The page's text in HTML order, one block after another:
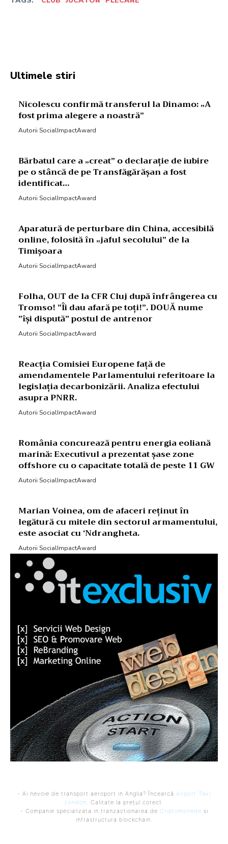
Ultimele stiri
Nicolescu confirmă transferul la Dinamo: „A
fost prima alegere a noastră”
Autorii SocialImpactAward
Bărbatul care a „creat” o declarație de iubire
pe o stâncă de pe Transfăgărășan a fost
identificat…
Autorii SocialImpactAward
Aparatură de perturbare din China, accesibilă
online, folosită în „jaful secolului” de la
Timișoara
Autorii SocialImpactAward
Folha, OUT de la CFR Cluj după înfrângerea cu
Tromso! ”Îi dau afară pe toți!”. DOUĂ nume
”își dispută” postul de antrenor
Autorii SocialImpactAward
Reacția Comisiei Europene față de
amendamentele Parlamentului referitoare la
legislația decarbonizării. Analiza efectului
asupra PNRR.
Autorii SocialImpactAward
România concurează pentru energia eoliană
marină: Executivul a prezentat șase zone
offshore cu o capacitate totală de peste 11 GW
Autorii SocialImpactAward
Marian Voinea, om de afaceri reținut în
legătură cu mitele din sectorul armamentului,
este asociat cu ‘Ndrangheta.
Autorii SocialImpactAward
- Ai nevoie de transport aeroport in Anglia? Încearcă Airport Taxi
London. Calitate la prețul corect.
- Companie specializata in tranzactionarea de Criptomonede si
infrastructura blockchain.